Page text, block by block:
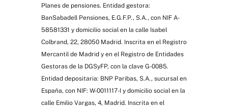
Planes de pensiones. Entidad gestora:
BanSabadell Pensiones, E.G.F.P., S.A., con NIF A-
58581331 y domicilio social en la calle Isabel
Colbrand, 22, 28050 Madrid. Inscrita en el Registro
Mercantil de Madrid y en el Registro de Entidades
Gestoras de la DGSyFP, con la clave G-0085.
Entidad depositaria: BNP Paribas, S.A., sucursal en
España, con NIF: W-0011117-I y domicilio social en la
calle Emilio Vargas, 4, Madrid. Inscrita en el